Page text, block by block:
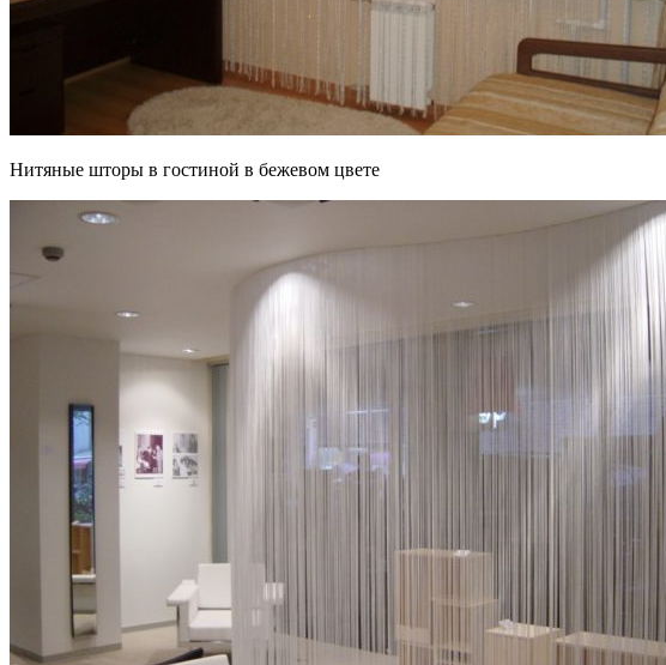
Нитяные шторы в гостиной в бежевом цвете